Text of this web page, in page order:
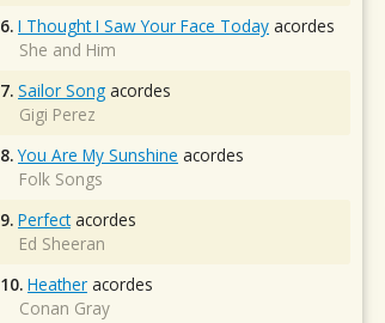
6. I Thought I Saw Your Face Today acordes
She and Him
7. Sailor Song acordes
Gigi Perez
8. You Are My Sunshine acordes
Folk Songs
9. Perfectacordes
Ed Sheeran
10. Heather acordes
Conan Gray